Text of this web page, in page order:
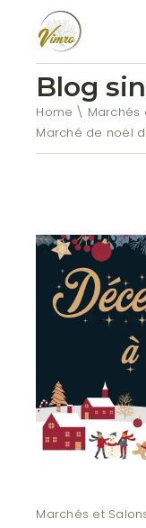
Blog
Home Marchés
Marché de noël
Marchés et